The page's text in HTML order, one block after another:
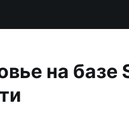
на базе